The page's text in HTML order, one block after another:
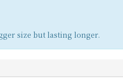
size but lasting longer.